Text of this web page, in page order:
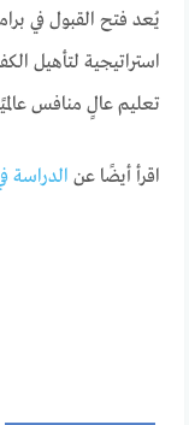
يُعد فتح القبول في
استراتيجية لتأهيل
تعليم عالٍ منافس
اقرأ أيضًا عن الدراسة